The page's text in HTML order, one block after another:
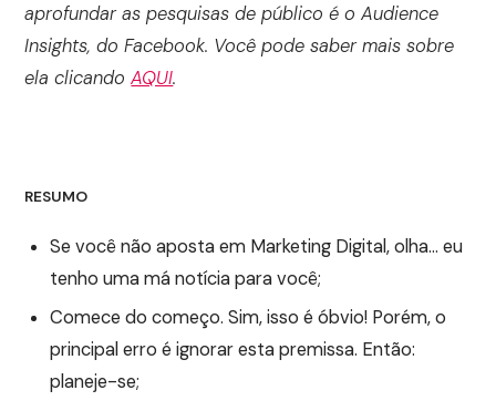
aprofundar as pesquisas de público é o Audience
Insights, do Facebook. Você pode saber mais sobre
ela clicandoAQUI.
RESUMO
Se você não aposta em Marketing Digital, olha… eu
tenho uma má notícia para você;
Comece do começo. Sim, isso é óbvio! Porém, o
principal erro é ignorar esta premissa. Então:
planeje-se;